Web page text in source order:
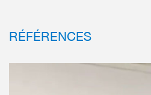
RÉFÉRENCES